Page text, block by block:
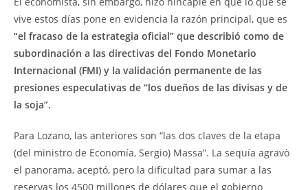
vive estos días pone en evidencia la razón principal, que es
“el fracaso de la estrategia oficial” que describió como de
subordinación a las directivas del Fondo Monetario
Internacional (FMI) y la validación permanente de las
presiones especulativas de “los dueños de las divisas y de
la soja”.
Para Lozano, las anteriores son “las dos claves de la etapa
(del ministro de Economía, Sergio) Massa”. La sequía agravò
el panorama, aceptó, pero la dificultad para sumar a las
reservas los 4500 millones de dólares que el gobierno